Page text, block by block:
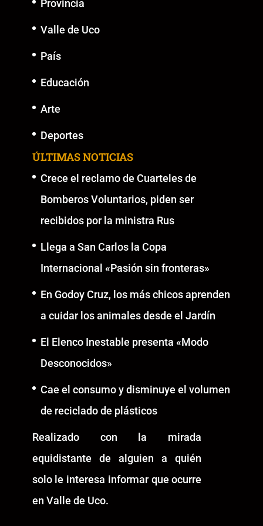
Provincia
Valle de Uco
País
Educación
Arte
Deportes
ÚLTIMAS NOTICIAS
Crece el reclamo de Cuarteles de
Bomberos Voluntarios, piden ser
recibidos por la ministra Rus
Llega a San Carlos la Copa
Internacional «Pasión sin fronteras»
En Godoy Cruz, los más chicos aprenden
a cuidar los animales desde el Jardín
El Elenco Inestable presenta «Modo
Desconocidos»
Cae el consumo y disminuye el volumen
de reciclado de plásticos
Realizado con la mirada
equidistante de alguien a quién
solo le interesa informar que ocurre
en Valle de Uco.